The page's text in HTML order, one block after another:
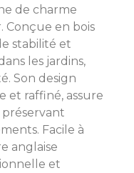
de charme
Conçue en bois
stabilité et
les jardins,
Son design
et raffiné, assure
Facile à
anglaise
et